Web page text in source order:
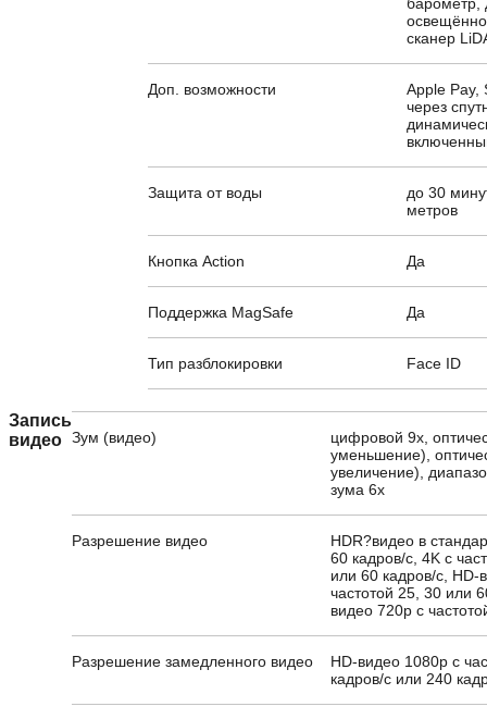
сканер
Доп. возможности
Apple Pay,
через
Защита от воды
до 30
метров
Кнопка Action Да
Поддержка MagSafe Да
Тип разблокировки Face ID
Запись
видео Зум (видео)
цифровой 9х,
уменьшение),
увеличение),
зума 6x
Разрешение видео
HDR?видео в
60 кадров/с, 4K с
или 60 кадров/с, HD-
частотой 25, 30 или
видео 720p с
Разрешение замедленного видео
HD-видео 1080p с
кадров/с или 240